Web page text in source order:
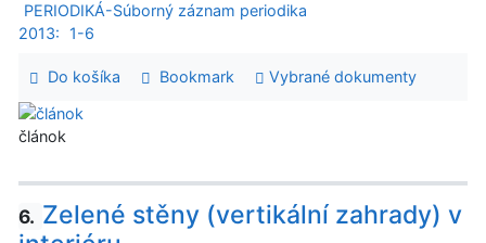
PERIODIKÁ-Súborný záznam periodika
2013:
1-6
Do košíka Bookmark Vybrané dokumenty
článok
6. Zelené stěny (vertikální zahrady) v